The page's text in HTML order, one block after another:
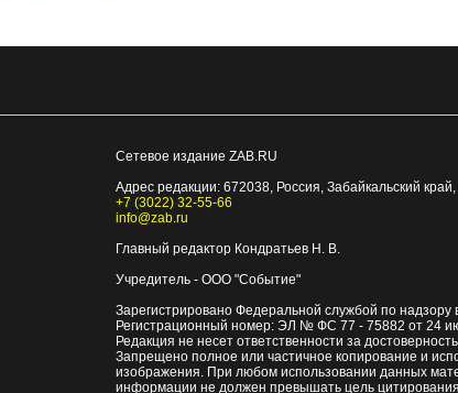
Сетевое издание ZAB.RU
Адрес редакции: 672038, Россия, Забайкальский край,
+7 (3022) 32-55-66
info@zab.ru
Главный редактор Кондратьев Н. В.
Учредитель - ООО "Событие"
Зарегистрировано Федеральной службой по
Регистрационный номер: ЭЛ № ФС 77 - 75882 от 24
Редакция не несет ответственности за
Запрещено полное или частичное копирование и
изображения. При любом использовании данных
информации не должен превышать цель